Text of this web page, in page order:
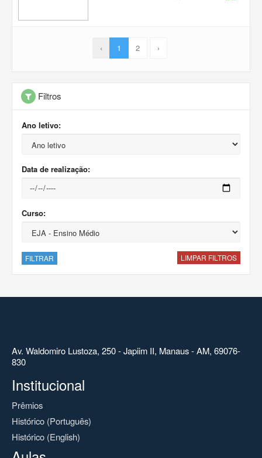
‹ 1 2 ›
Filtros
Ano letivo:
Data de realização:
Curso:
FILTRAR LIMPAR FILTROS
Av. Waldomiro Lustoza, 250 - Japiim II, Manaus - AM, 69076-
830
Institucional
Prêmios
Histórico (Português)
Histórico (English)